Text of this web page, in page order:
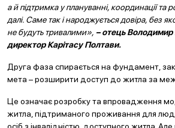
а й підтримка у плануванні, координації та
далі. Саме так і народжується довіра, без
не будуть тривалими», – отець
директор Карітасу Полтави.
Друга фаза спирається на фундамент,
мета – розширити доступ до житла за
Це означає розробку та впровадження
житла, підтриманого проживання для
осіб з інвалідністю, доступного житла.